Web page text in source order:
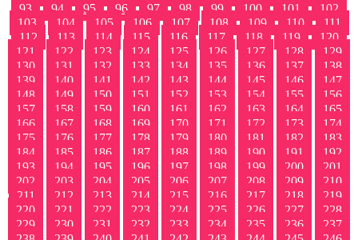
93
94 95 96 97 98 99 100 101
102
103
104 105 106 107 108 109 110
111
112
113 114 115 116 117 118 119
120
121
122 123 124 125 126 127 128
129
130
131 132 133 134 135 136 137
138
139
140 141 142 143 144 145 146
147
148
149 150 151 152 153 154 155
156
157
158 159 160 161 162 163 164
165
166
167 168 169 170 171 172 173
174
175
176 177 178 179 180 181 182
183
184
185 186 187 188 189 190 191
192
193
194 195 196 197 198 199 200
201
202
203 204 205 206 207 208 209
210
211
212 213 214 215 216 217 218
219
220
221 222 223 224 225 226 227
228
229
230 231 232 233 234 235 236
237